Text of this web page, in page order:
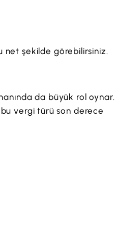
net şekilde görebilirsiniz.
da büyük rol oynar.
bu vergi türü son derece